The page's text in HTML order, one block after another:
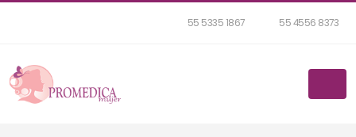
55 5335 1867 55 4556 8373